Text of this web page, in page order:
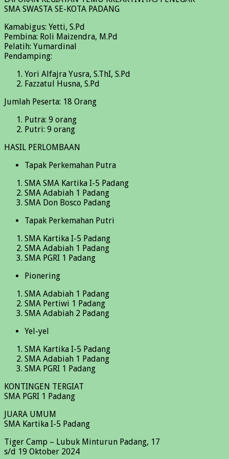
SMA SWASTA SE-KOTA PADANG
Kamabigus: Yetti, S.Pd
Pembina: Roli Maizendra, M.Pd
Pelatih: Yumardinal
Pendamping:
Yori Alfajra Yusra, S.ThI, S.Pd
Fazzatul Husna, S.Pd
Jumlah Peserta: 18 Orang
Putra: 9 orang
Putri: 9 orang
HASIL PERLOMBAAN
Tapak Perkemahan Putra
SMA SMA Kartika I-5 Padang
SMA Adabiah 1 Padang
SMA Don Bosco Padang
Tapak Perkemahan Putri
SMA Kartika I-5 Padang
SMA Adabiah 1 Padang
SMA PGRI 1 Padang
Pionering
SMA Adabiah 1 Padang
SMA Pertiwi 1 Padang
SMA Adabiah 2 Padang
Yel-yel
SMA Kartika I-5 Padang
SMA Adabiah 1 Padang
SMA PGRI 1 Padang
KONTINGEN TERGIAT
SMA PGRI 1 Padang
JUARA UMUM
SMA Kartika I-5 Padang
Tiger Camp – Lubuk Minturun Padang, 17
s/d 19 Oktober 2024